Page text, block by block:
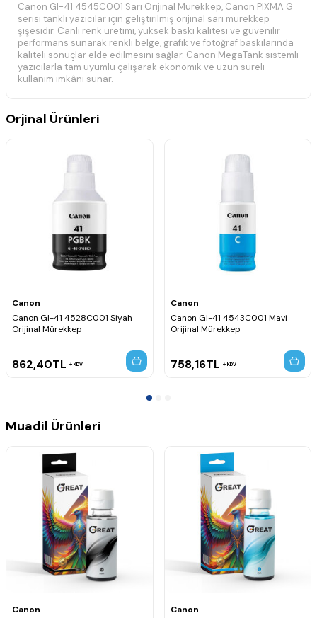
Canon GI-41 4545C001 Sarı Orijinal Mürekkep, Canon PIXMA G
serisi tanklı yazıcılar için geliştirilmiş orijinal sarı mürekkep
şişesidir. Canlı renk üretimi, yüksek baskı kalitesi ve güvenilir
performans sunarak renkli belge, grafik ve fotoğraf baskılarında
kaliteli sonuçlar elde edilmesini sağlar. Canon MegaTank sistemli
yazıcılarla tam uyumlu çalışarak ekonomik ve uzun süreli
kullanım imkânı sunar.
Marka:Canon
Sarı (Yellow)
Mürekkep Kapasitesi:
Uyumluluk:Canon PIXMA G Serisi
Orijinal
🖨️ Uyumlu Yazıcı Modelleri
Canon Pixma G1420 Orijinal Mürekkep
Canon Pixma G1460 Orijinal Mürekkep
Canon Pixma G2470 Orijinal Mürekkep
Canon Pixma G3420 Orijinal Mürekkep
Canon Pixma G3460 Orijinal Mürekkep
Canon Pixma G4470 Orijinal Mürekkep
✨ Ürün Özellikleri
Orijinal Canon GI-41 sarı mürekkep şişesidir.
Canon MegaTank yazıcılarla tam uyumlu çalışır.
Renkli belge ve fotoğraf baskılarında yüksek performans
Kolay dolum özelliği sayesinde pratik kullanım sağlar.
Canon kalite standartlarına uygun güvenilir baskı performansı
sunar.
💼 Kullanım Alanları
Ev kullanıcıları, öğrenciler, küçük ofisler ve işletmeler için
uygundur. Renkli dokümanlar, grafik çalışmalar, fotoğraf baskıları
ve günlük çıktı ihtiyaçlarında canlı renkler ve kaliteli sonuçlar
elde edilmesini sağlar.
Orjinal Ürünleri
Canon
Canon GI-41 4528C001 Siyah
Orijinal Mürekkep
862,40TL KDV
Canon
Canon GI-41 4543C001 Mavi
Orijinal Mürekkep
758,16TL KDV
Muadil Ürünleri
Canon
Canon